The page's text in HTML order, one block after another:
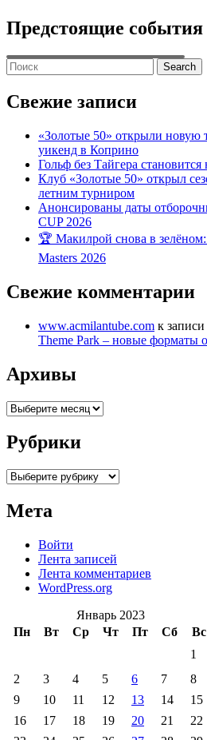
Предстоящие события
Search
for:
Свежие записи
«Золотые 50» открыли
уикенд в Коприно
Гольф без Тайгера
Клуб «Золотые 50» открыл
летним турниром
Анонсированы даты
CUP 2026
🏆 Макилрой снова в зелёном:
Masters 2026
Свежие комментарии
www.acmilantube.com к записи
Theme Park – новые форматы
Архивы
Архивы
Рубрики
Рубрики
Мета
Войти
Лента записей
Лента комментариев
WordPress.org
Январь 2023
Пн
Вт Ср Чт Пт Сб
Вс
1
2
3 4 5 6 7
8
9
10 11 12 13 14
15
16
17 18 19 20 21
22